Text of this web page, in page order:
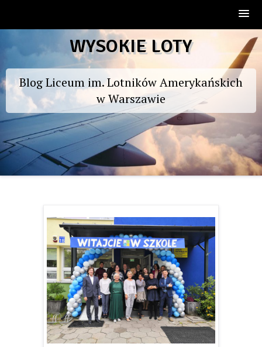
to
WYSOKIE LOTY
Blog Liceum im. Lotników Amerykańskich
w Warszawie